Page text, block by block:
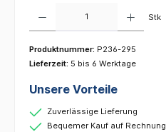
Stk
Produktnummer: P236-295
Lieferzeit: 5 bis 6 Werktage
Unsere Vorteile
Zuverlässige Lieferung
Bequemer Kauf auf Rechnung